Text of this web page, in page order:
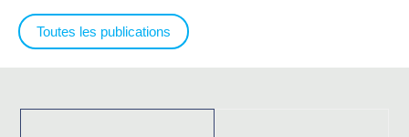
Toutes les publications